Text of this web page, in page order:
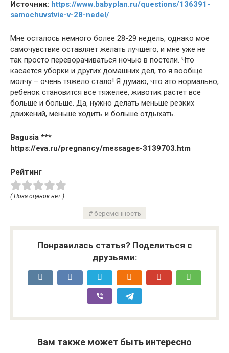
Источник: https://www.babyplan.ru/questions/136391-
samochuvstvie-v-28-nedel/
Мне осталось немного более 28-29 недель, однако мое
самочувствие оставляет желать лучшего, и мне уже не
так просто переворачиваться ночью в постели. Что
касается уборки и других домашних дел, то я вообще
молчу – очень тяжело стало! Я думаю, что это нормально,
ребенок становится все тяжелее, животик растет все
больше и больше. Да, нужно делать меньше резких
движений, меньше ходить и больше отдыхать.
Bagusia ***
https://eva.ru/pregnancy/messages-3139703.htm
Рейтинг
( Пока оценок нет )
беременность
Понравилась статья? Поделиться с
друзьями:
Вам также может быть интересно